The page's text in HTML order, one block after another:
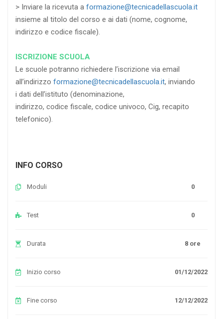
> Inviare la ricevuta a formazione@tecnicadellascuola.it
insieme al titolo del corso e ai dati (nome, cognome,
indirizzo e codice fiscale).
ISCRIZIONE SCUOLA
Le scuole potranno richiedere l’iscrizione via email
all’indirizzo formazione@tecnicadellascuola.it, inviando
i dati dell’istituto (denominazione,
indirizzo, codice fiscale, codice univoco, Cig, recapito
telefonico).
INFO CORSO
Moduli 0
Test 0
Durata 8 ore
Inizio corso 01/12/2022
Fine corso 12/12/2022